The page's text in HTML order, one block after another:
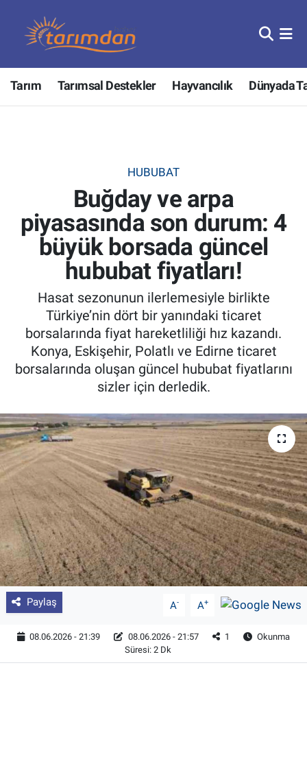
Tarım Tarımsal Destekler Hayvancılık Dünyada
HUBUBAT
Buğday ve arpa
piyasasında son durum: 4
büyük borsada güncel
hububat fiyatları!
Hasat sezonunun ilerlemesiyle birlikte
Türkiye’nin dört bir yanındaki ticaret
borsalarında fiyat hareketliliği hız kazandı.
Konya, Eskişehir, Polatlı ve Edirne ticaret
borsalarında oluşan güncel hububat fiyatlarını
sizler için derledik.
Paylaş A- A+
08.06.2026 - 21:39 08.06.2026 - 21:57 1
Okunma
Süresi: 2 Dk
Tarım
Hayvancılık
Tarımsal Destekler
Tarım Bakanlığı
TZOB
Tarım Kredi Kooperatifleri
Pankobirlik
Et fiyatları
Yetiştirici Soruyor
Dünyada Tarım
Üretici Birlikleri
Şeker ve Şekerli Mamüller
Tahıllar ve Baklagiller
Tohum
Nöbetçi Eczaneler
Hava Durumu
Tüm Manşetler
Son Dakika Haberleri
Haber Arşivi